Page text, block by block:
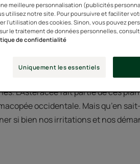
reflets pourpres depuis des
L’Asteracée fait partie de ces
occidentale. Mais qu’en
si bien nos irritations et nos
meilleure personnalisation (publicités
utilisez notre site. Pour poursuivre et faciliter
l'utilisation des cookies. Sinon, vous pouvez
le traitement de données personnelles,
de confidentialité
Uniquement les essentiels